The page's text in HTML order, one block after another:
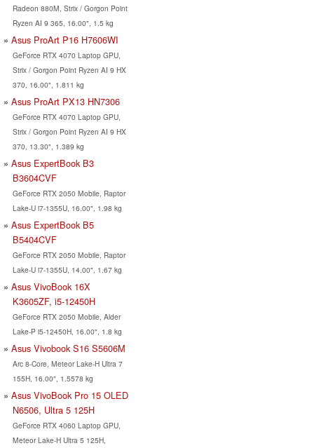
Radeon 880M, Strix / Gorgon Point
Ryzen AI 9 365, 16.00", 1.5 kg
Asus ProArt P16 H7606WI
GeForce RTX 4070 Laptop GPU,
Strix / Gorgon Point Ryzen AI 9 HX
370, 16.00", 1.811 kg
Asus ProArt PX13 HN7306
GeForce RTX 4070 Laptop GPU,
Strix / Gorgon Point Ryzen AI 9 HX
370, 13.30", 1.389 kg
Asus ExpertBook B3
B3604CVF
GeForce RTX 2050 Mobile, Raptor
Lake-U i7-1355U, 16.00", 1.98 kg
Asus ExpertBook B5
B5404CVF
GeForce RTX 2050 Mobile, Raptor
Lake-U i7-1355U, 14.00", 1.67 kg
Asus VivoBook 16X
K3605ZF, i5-12450H
GeForce RTX 2050 Mobile, Alder
Lake-P i5-12450H, 16.00", 1.8 kg
Asus Vivobook S16 S5606M
Arc 8-Core, Meteor Lake-H Ultra 7
155H, 16.00", 1.5578 kg
Asus VivoBook Pro 15 OLED
N6506, Ultra 5 125H
GeForce RTX 4060 Laptop GPU,
Meteor Lake-H Ultra 5 125H,